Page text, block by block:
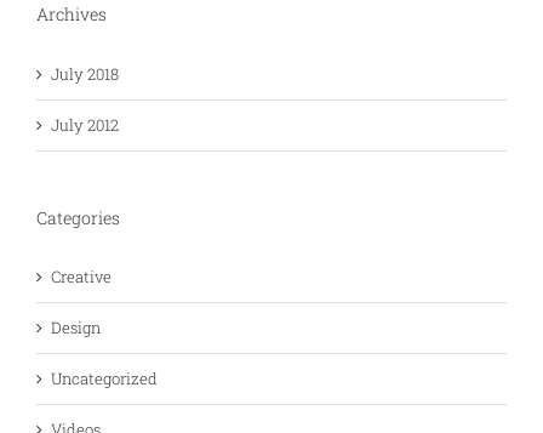
Archives
July 2018
July 2012
Categories
Creative
Design
Uncategorized